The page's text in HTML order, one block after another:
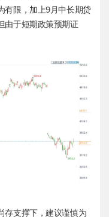
有限，加上9月中长期贷
由于短期政策预期证
存支撑下，建议谨慎为